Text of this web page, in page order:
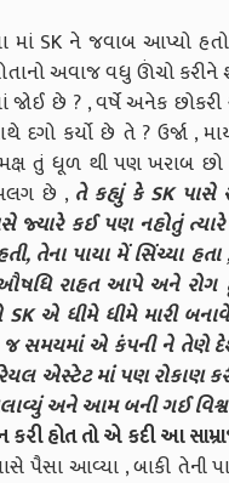
માં SK ને જવાબ આપ્યો
અવાજ વધુ ઊંચો કરીને
જોઈ છે ? , વર્ષે અનેક
દગો કર્યો છે તે ? ઉર્જા ,
તું ધૂળ થી પણ ખરાબ
છે , તે કહ્યું કે SK
જ્યારે કઈ પણ નહોતું
તેના પાયા મેં સિંચ્યા
ઔષધિ રાહત આપે અને
એ ધીમે ધીમે મારી
જ સમયમાં એ કંપની ને તેણે
એસ્ટેટ માં પણ રોકાણ
અને આમ બની ગઈ વિશ્વ
કરી હોત તો એ કદી આ
પૈસા આવ્યા , બાકી તેની